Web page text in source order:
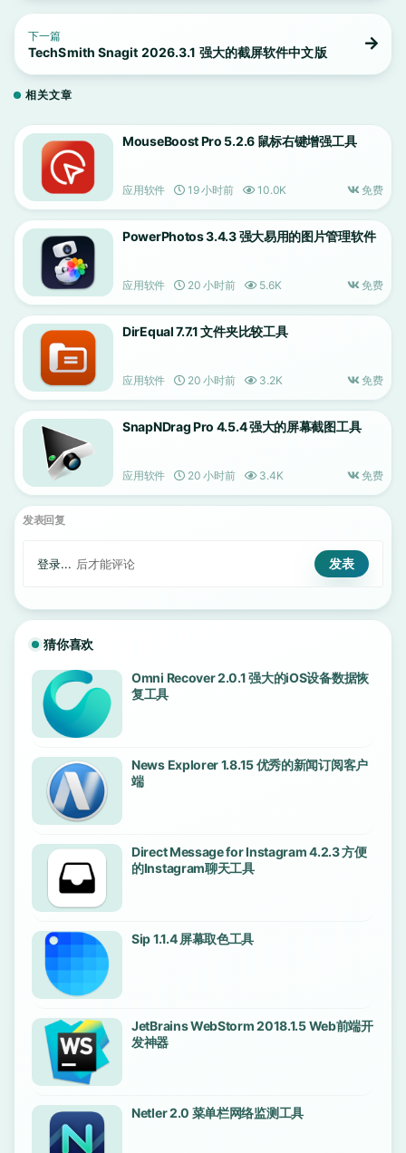
下一篇
TechSmith Snagit 2026.3.1 强大的截屏软件中文版
相关文章
MouseBoost Pro 5.2.6 鼠标右键增强工具
应用软件 19 小时前 10.0K 免费
PowerPhotos 3.4.3 强大易用的图片管理软件
应用软件 20 小时前 5.6K 免费
DirEqual 7.7.1 文件夹比较工具
应用软件 20 小时前 3.2K 免费
SnapNDrag Pro 4.5.4 强大的屏幕截图工具
应用软件 20 小时前 3.4K 免费
发表回复
登录... 后才能评论
猜你喜欢
Omni Recover 2.0.1 强大的iOS设备数据恢
复工具
News Explorer 1.8.15 优秀的新闻订阅客户
端
Direct Message for Instagram 4.2.3 方便
的Instagram聊天工具
Sip 1.1.4 屏幕取色工具
JetBrains WebStorm 2018.1.5 Web前端开
发神器
Netler 2.0 菜单栏网络监测工具